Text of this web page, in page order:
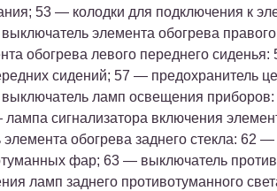
53 — колодки для подключения к
элемента обогрева
обогрева левого переднего
сидений; 57 — предохранитель
ламп освещения
сигнализатора включения
обогрева заднего стекла: 62
фар; 63 — выключатель
ламп заднего противотуманного